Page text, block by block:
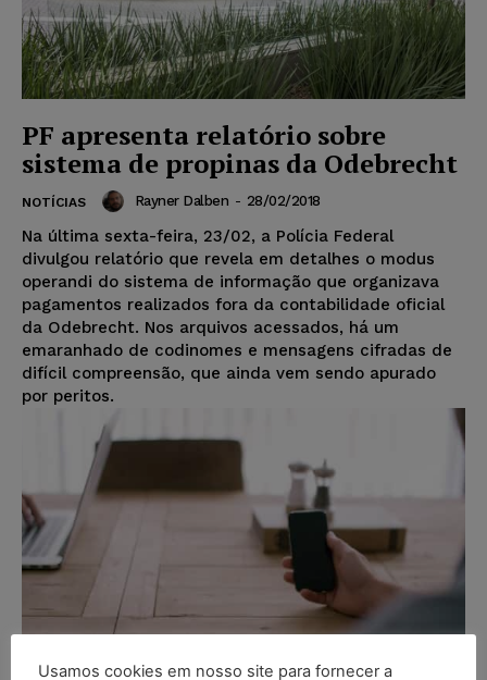
PF apresenta relatório sobre
sistema de propinas da Odebrecht
NOTÍCIAS Rayner Dalben - 28/02/2018
Na última sexta-feira, 23/02, a Polícia Federal
divulgou relatório que revela em detalhes o modus
operandi do sistema de informação que organizava
pagamentos realizados fora da contabilidade oficial
da Odebrecht. Nos arquivos acessados, há um
emaranhado de codinomes e mensagens cifradas de
difícil compreensão, que ainda vem sendo apurado
por peritos.
Usamos cookies em nosso site para fornecer a